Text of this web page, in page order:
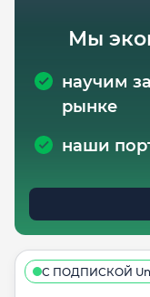
Мы
научим
рынке
наши
С ПОДПИСКОЙ